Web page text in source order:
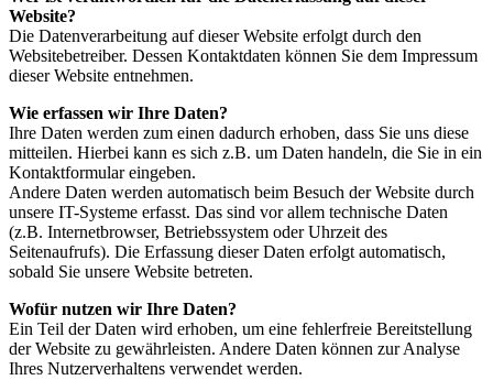
Website?
Die Datenverarbeitung auf dieser Website erfolgt durch den
Websitebetreiber. Dessen Kontaktdaten können Sie dem Impressum
dieser Website entnehmen.
Wie erfassen wir Ihre Daten?
Ihre Daten werden zum einen dadurch erhoben, dass Sie uns diese
mitteilen. Hierbei kann es sich z.B. um Daten handeln, die Sie in ein
Kontaktformular eingeben.
Andere Daten werden automatisch beim Besuch der Website durch
unsere IT-Systeme erfasst. Das sind vor allem technische Daten
(z.B. Internetbrowser, Betriebssystem oder Uhrzeit des
Seitenaufrufs). Die Erfassung dieser Daten erfolgt automatisch,
sobald Sie unsere Website betreten.
Wofür nutzen wir Ihre Daten?
Ein Teil der Daten wird erhoben, um eine fehlerfreie Bereitstellung
der Website zu gewährleisten. Andere Daten können zur Analyse
Ihres Nutzerverhaltens verwendet werden.